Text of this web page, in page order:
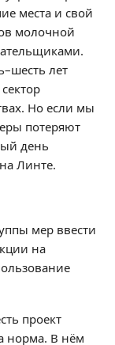
места и свой
молочной
лет
Но если мы
потеряют
день
Линте.
мер ввести
на
проект
норма. В нём